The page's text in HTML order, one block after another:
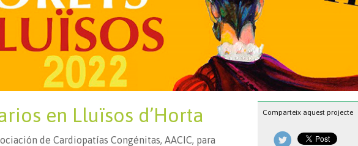
en Lluïsos d’Horta
de Cardiopatías Congénitas, AACIC, para
Comparteix aquest projecte